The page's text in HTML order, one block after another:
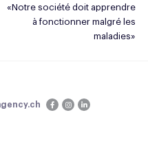
«Notre société doit apprendre
à fonctionner malgré les
maladies»